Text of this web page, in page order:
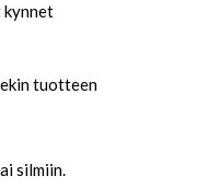
kynnet
tuotteen
silmiin.